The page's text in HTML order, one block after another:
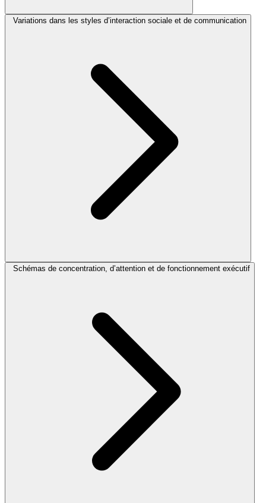
Variations dans les styles d’interaction sociale et de communication
Schémas de concentration, d’attention et de fonctionnement exécutif